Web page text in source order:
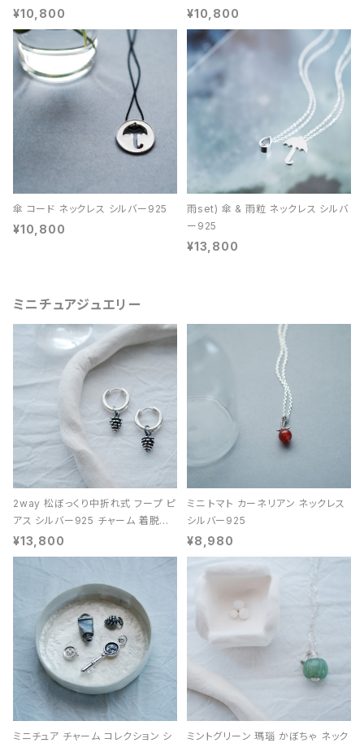
¥10,800 ¥10,800
傘 コード ネックレス シルバー925
¥10,800
雨set) 傘 & 雨粒 ネックレス シルバ
ー925
¥13,800
ミニチュアジュエリー
2way 松ぼっくり中折れ式 フープ ピ
アス シルバー925 チャーム 着脱可
能 レディース ユニセックス
¥13,800
ミニ トマト カーネリアン ネックレス
シルバー925
¥8,980
ミニチュア チャーム コレクション シ
ミントグリーン 瑪瑙 かぼちゃ ネック